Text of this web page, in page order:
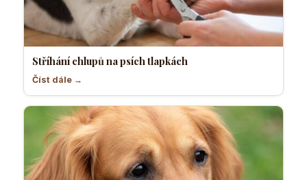
Stříhání chlupů na psích tlapkách
Číst dále →